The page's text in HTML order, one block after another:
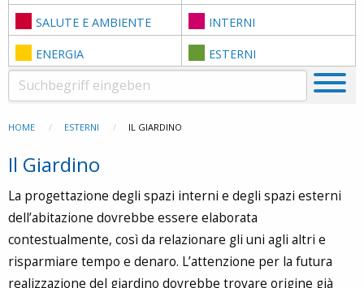
SALUTE E AMBIENTE INTERNI
ENERGIA ESTERNI
HOME ESTERNI IL GIARDINO
Il Giardino
La progettazione degli spazi interni e degli spazi esterni
dell’abitazione dovrebbe essere elaborata
contestualmente, così da relazionare gli uni agli altri e
risparmiare tempo e denaro. L’attenzione per la futura
realizzazione del giardino dovrebbe trovare origine già